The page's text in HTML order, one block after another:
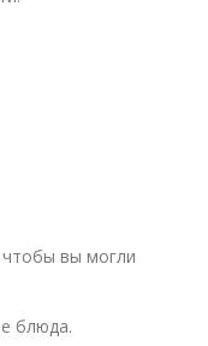
вы могли
блюда.